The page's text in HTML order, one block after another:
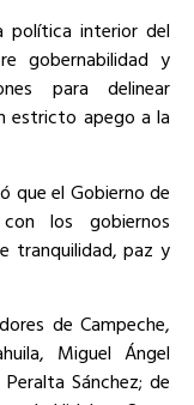
política interior del
gobernabilidad y
para delinear
estricto apego a la
que el Gobierno de
los gobiernos
tranquilidad, paz y
de Campeche,
Miguel Ángel
Sánchez; de